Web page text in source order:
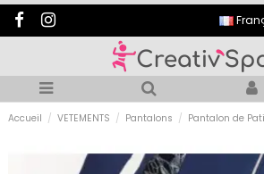
Accueil VETEMENTS Pantalons Pantalon de